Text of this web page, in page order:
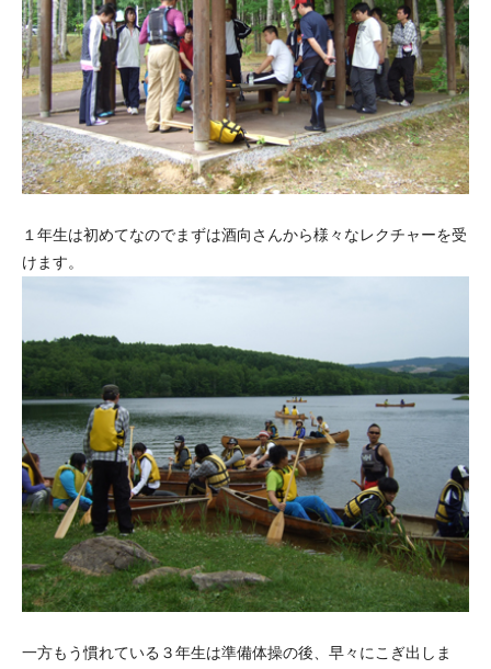
１年生は初めてなのでまずは酒向さんから様々なレクチャーを受
けます。
一方もう慣れている３年生は準備体操の後、早々にこぎ出しま